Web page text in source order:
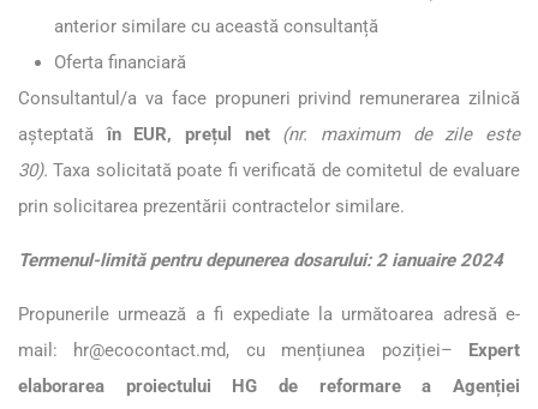
anterior similare cu această consultanță
Oferta financiară
Consultantul/a va face propuneri privind remunerarea zilnică
așteptatăîn EUR, prețul net (nr. maximum de zile este
30).Taxa solicitată poate fi verificată de comitetul de evaluare
prin solicitarea prezentării contractelor similare.
Termenul-limită pentru depunerea dosarului: 2 ianuaire 2024
Propunerile urmează a fi expediate la următoarea adresă e-
mail: hr@ecocontact.md, cu mențiunea poziției– Expert
elaborarea proiectului HG de reformare a Agenției